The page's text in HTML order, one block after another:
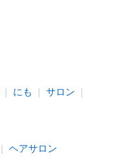
にも サロン
ヘアサロン